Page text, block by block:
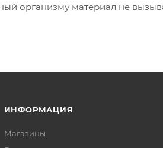
организму материал не
ИНФОРМАЦИЯ
Магазины